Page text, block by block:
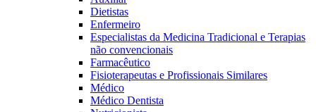
Dietistas
Enfermeiro
Especialistas da Medicina Tradicional e Terapias
não convencionais
Farmacêutico
Fisioterapeutas e Profissionais Similares
Médico
Médico Dentista